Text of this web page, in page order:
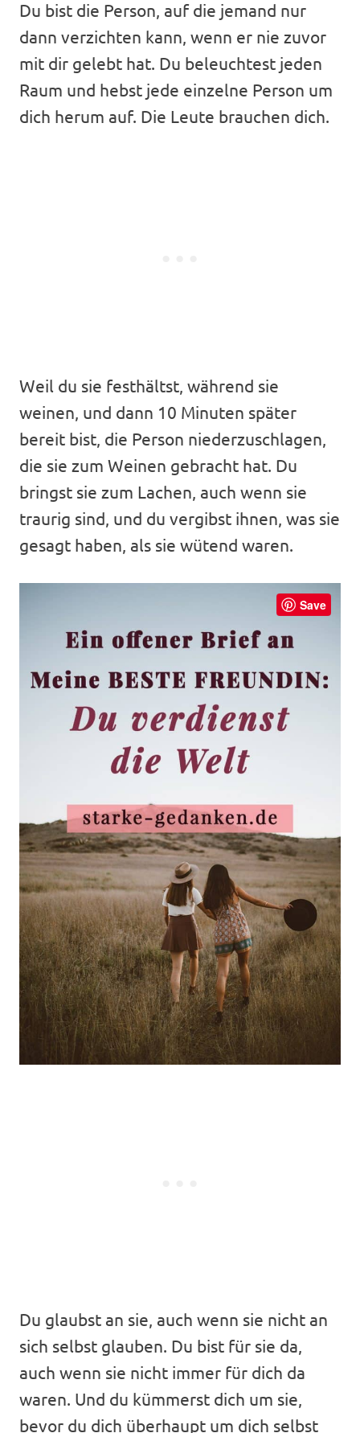
Du bist die Person, auf die jemand nur
dann verzichten kann, wenn er nie zuvor
mit dir gelebt hat. Du beleuchtest jeden
Raum und hebst jede einzelne Person um
dich herum auf. Die Leute brauchen dich.
Weil du sie festhältst, während sie
weinen, und dann 10 Minuten später
bereit bist, die Person niederzuschlagen,
die sie zum Weinen gebracht hat. Du
bringst sie zum Lachen, auch wenn sie
traurig sind, und du vergibst ihnen, was sie
gesagt haben, als sie wütend waren.
Save
Du glaubst an sie, auch wenn sie nicht an
sich selbst glauben. Du bist für sie da,
auch wenn sie nicht immer für dich da
waren. Und du kümmerst dich um sie,
bevor du dich überhaupt um dich selbst